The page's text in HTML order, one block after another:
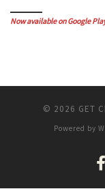
Now available on Google
© 2026 GET
Powered by